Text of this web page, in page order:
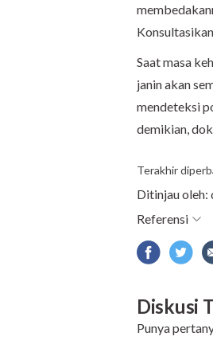
Saat masa
janin akan
mendeteksi
demikian,
Terakhir